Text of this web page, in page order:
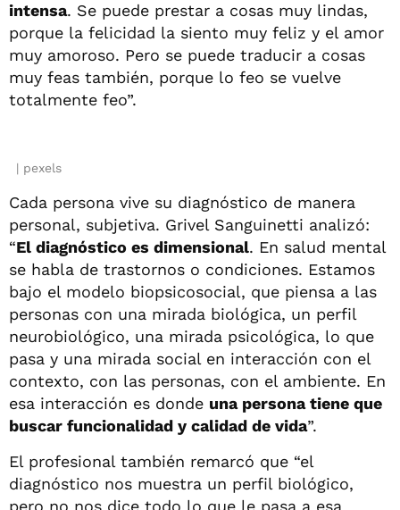
intensa. Se puede prestar a cosas muy lindas,
porque la felicidad la siento muy feliz y el amor
muy amoroso. Pero se puede traducir a cosas
muy feas también, porque lo feo se vuelve
totalmente feo”.
pexels
Cada persona vive su diagnóstico de manera
personal, subjetiva. Grivel Sanguinetti analizó:
“El diagnóstico es dimensional. En salud mental
se habla de trastornos o condiciones. Estamos
bajo el modelo biopsicosocial, que piensa a las
personas con una mirada biológica, un perfil
neurobiológico, una mirada psicológica, lo que
pasa y una mirada social en interacción con el
contexto, con las personas, con el ambiente. En
esa interacción es donde una persona tiene que
buscar funcionalidad y calidad de vida”.
El profesional también remarcó que “el
diagnóstico nos muestra un perfil biológico,
pero no nos dice todo lo que le pasa a esa